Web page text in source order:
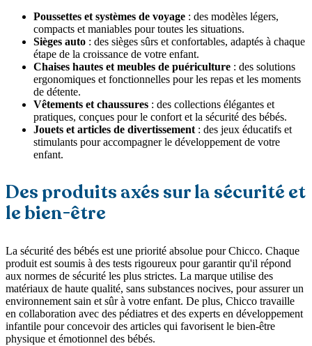
Poussettes et systèmes de voyage : des modèles légers,
compacts et maniables pour toutes les situations.
Sièges auto : des sièges sûrs et confortables, adaptés à chaque
étape de la croissance de votre enfant.
Chaises hautes et meubles de puériculture : des solutions
ergonomiques et fonctionnelles pour les repas et les moments
de détente.
Vêtements et chaussures : des collections élégantes et
pratiques, conçues pour le confort et la sécurité des bébés.
Jouets et articles de divertissement: des jeux éducatifs et
stimulants pour accompagner le développement de votre
enfant.
Des produits axés sur la sécurité et
le bien-être
La sécurité des bébés est une priorité absolue pour Chicco. Chaque
produit est soumis à des tests rigoureux pour garantir qu'il répond
aux normes de sécurité les plus strictes. La marque utilise des
matériaux de haute qualité, sans substances nocives, pour assurer un
environnement sain et sûr à votre enfant. De plus, Chicco travaille
en collaboration avec des pédiatres et des experts en développement
infantile pour concevoir des articles qui favorisent le bien-être
physique et émotionnel des bébés.